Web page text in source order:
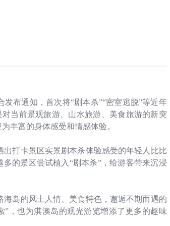
布通知，首次将“剧本杀”“密室逃脱”等近年
对当前景观旅游、山水旅游、美食旅游的新突
丰富的身体感受和情感体验。
打卡景区实景剧本杀体验感受的年轻人比比
的景区尝试植入“剧本杀”，给游客带来沉浸
岛的风土人情、美食特色，邂逅不期而遇的
，也为淇澳岛的观光游览增添了更多的趣味